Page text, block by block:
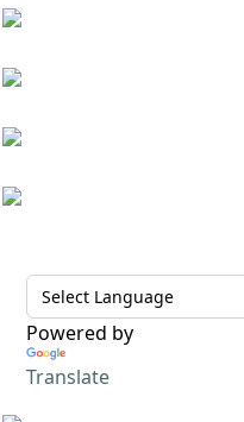
Powered by
Translate